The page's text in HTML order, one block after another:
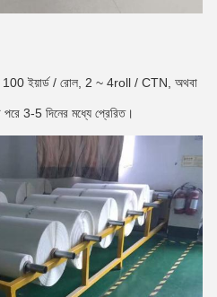
100 ইয়ার্ড / রোল, 2 ~ 4roll / CTN, অথবা
পরে 3-5 দিনের মধ্যে প্রেরিত।